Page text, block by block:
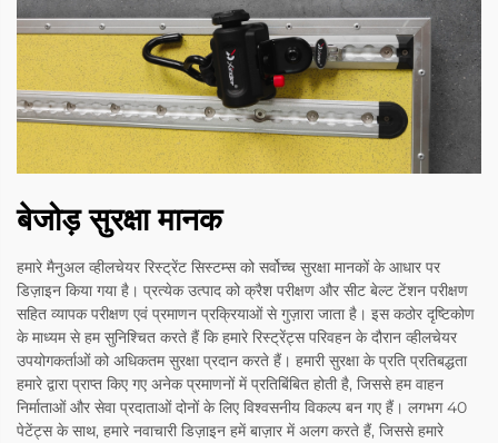
बेजोड़ सुरक्षा मानक
हमारे मैनुअल व्हीलचेयर रिस्ट्रेंट सिस्टम्स को सर्वोच्च सुरक्षा मानकों के आधार पर
डिज़ाइन किया गया है। प्रत्येक उत्पाद को क्रैश परीक्षण और सीट बेल्ट टेंशन परीक्षण
सहित व्यापक परीक्षण एवं प्रमाणन प्रक्रियाओं से गुज़ारा जाता है। इस कठोर दृष्टिकोण
के माध्यम से हम सुनिश्चित करते हैं कि हमारे रिस्ट्रेंट्स परिवहन के दौरान व्हीलचेयर
उपयोगकर्ताओं को अधिकतम सुरक्षा प्रदान करते हैं। हमारी सुरक्षा के प्रति प्रतिबद्धता
हमारे द्वारा प्राप्त किए गए अनेक प्रमाणनों में प्रतिबिंबित होती है, जिससे हम वाहन
निर्माताओं और सेवा प्रदाताओं दोनों के लिए विश्वसनीय विकल्प बन गए हैं। लगभग 40
पेटेंट्स के साथ, हमारे नवाचारी डिज़ाइन हमें बाज़ार में अलग करते हैं, जिससे हमारे